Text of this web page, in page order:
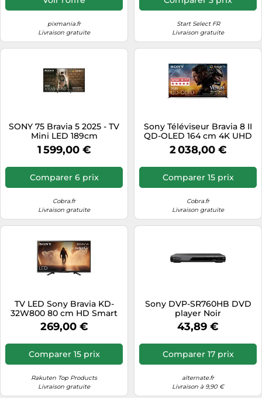
pixmania.fr
Livraison gratuite
Start Select FR
Livraison gratuite
SONY 75 Bravia 5 2025 - TV
Mini LED 189cm
1 599,00 €
Comparer 6 prix
Cobra.fr
Livraison gratuite
Sony Téléviseur Bravia 8 II
QD-OLED 164 cm 4K UHD
2025 Argent sombre
2 038,00 €
Comparer 15 prix
Cobra.fr
Livraison gratuite
TV LED Sony Bravia KD-
32W800 80 cm HD Smart
TV Noir Noir A
269,00 €
Comparer 15 prix
Rakuten Top Products
Livraison gratuite
Sony DVP-SR760HB DVD
player Noir
43,89 €
Comparer 17 prix
alternate.fr
Livraison à 9,90 €